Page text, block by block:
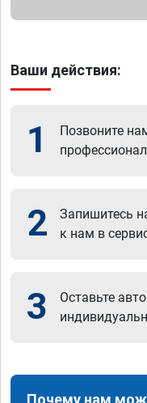
Ваши действия:
1 Позвоните
2
Запишитесь
к нам в
3
Оставьте
Почему нам